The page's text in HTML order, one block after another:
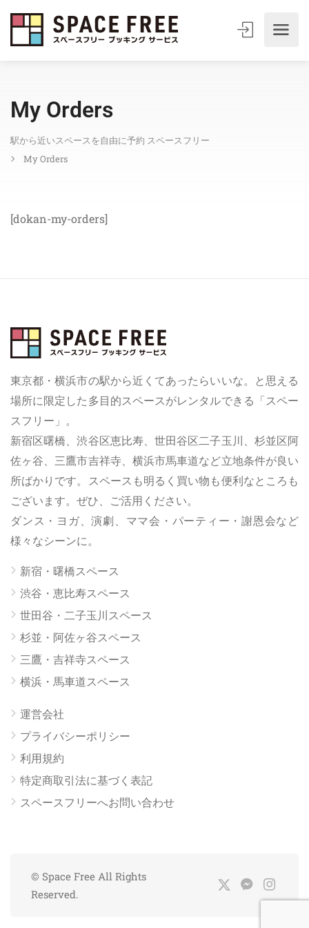
My Orders
駅から近いスペースを自由に予約 スペースフリー
My Orders
[dokan-my-orders]
東京都・横浜市の駅から近くてあったらいいな。と思える
場所に限定した多目的スペースがレンタルできる「スペー
スフリー」。
新宿区曙橋、渋谷区恵比寿、世田谷区二子玉川、杉並区阿
佐ヶ谷、三鷹市吉祥寺、横浜市馬車道など立地条件が良い
所ばかりです。スペースも明るく買い物も便利なところも
ございます。ぜひ、ご活用ください。
ダンス・ヨガ、演劇、ママ会・パーティー・謝恩会など
様々なシーンに。
新宿・曙橋スペース
渋谷・恵比寿スペース
世田谷・二子玉川スペース
杉並・阿佐ヶ谷スペース
三鷹・吉祥寺スペース
横浜・馬車道スペース
運営会社
プライバシーポリシー
利用規約
特定商取引法に基づく表記
スペースフリーへお問い合わせ
© Space Free All Rights
Reserved.